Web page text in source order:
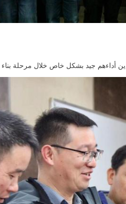
أداءهم جيد بشكل خاص خلال مرحلة